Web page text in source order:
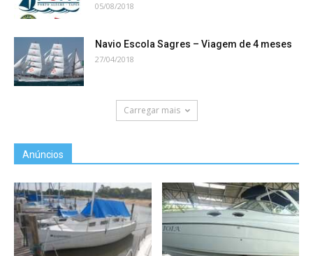
05/08/2018
Navio Escola Sagres – Viagem de 4 meses
27/04/2018
Carregar mais
Anúncios